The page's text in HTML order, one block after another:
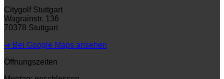
Citygolf Stuttgart
Wagrainstr. 136
70378 Stuttgart
➜ Bei Google Maps ansehen
Öffnungszeiten